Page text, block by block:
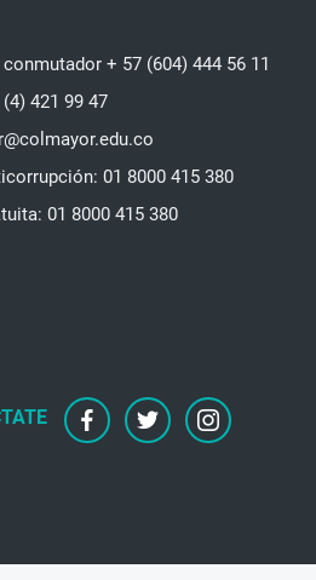
+ 57 (604) 444 56 11
(4) 421 99 47
01 8000 415 380
01 8000 415 380